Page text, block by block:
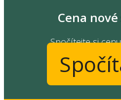
Cena
Spočítejte si